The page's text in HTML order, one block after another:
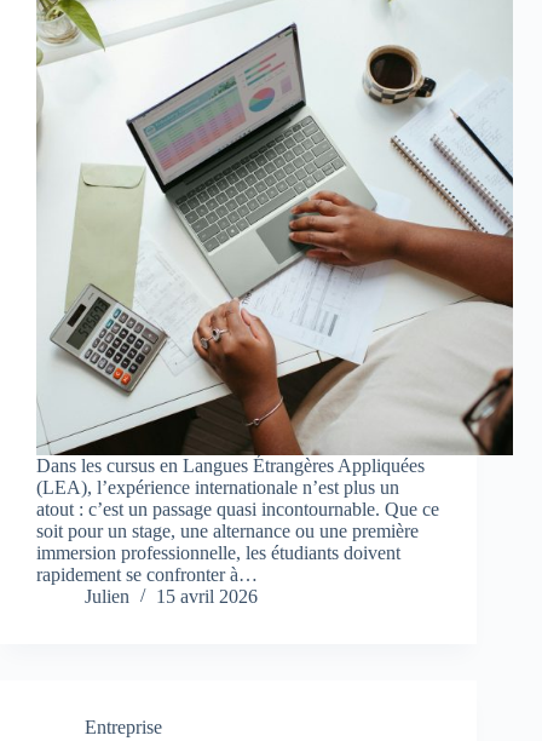
Dans les cursus en Langues Étrangères Appliquées
(LEA), l’expérience internationale n’est plus un
atout : c’est un passage quasi incontournable. Que ce
soit pour un stage, une alternance ou une première
immersion professionnelle, les étudiants doivent
rapidement se confronter à…
Julien
15 avril 2026
Entreprise